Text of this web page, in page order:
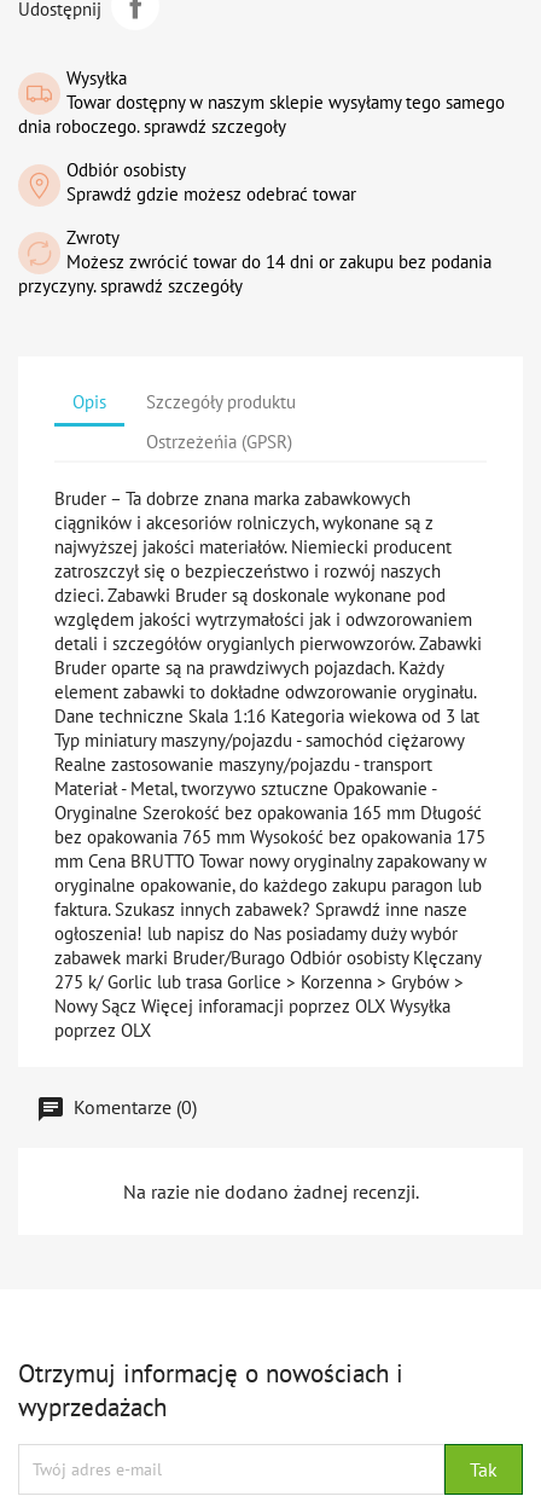
Udostępnij
Wysyłka
Towar dostępny w naszym sklepie wysyłamy tego samego
dnia roboczego. sprawdź szczegoły
Odbiór osobisty
Sprawdź gdzie możesz odebrać towar
Zwroty
Możesz zwrócić towar do 14 dni or zakupu bez podania
przyczyny. sprawdź szczegóły
Opis
Szczegóły produktu
Ostrzeżeńia (GPSR)
Bruder – Ta dobrze znana marka zabawkowych
ciągników i akcesoriów rolniczych, wykonane są z
najwyższej jakości materiałów. Niemiecki producent
zatroszczył się o bezpieczeństwo i rozwój naszych
dzieci. Zabawki Bruder są doskonale wykonane pod
względem jakości wytrzymałości jak i odwzorowaniem
detali i szczegółów orygianlych pierwowzorów. Zabawki
Bruder oparte są na prawdziwych pojazdach. Każdy
element zabawki to dokładne odwzorowanie oryginału.
Dane techniczne Skala 1:16 Kategoria wiekowa od 3 lat
Typ miniatury maszyny/pojazdu - samochód ciężarowy
Realne zastosowanie maszyny/pojazdu - transport
Materiał - Metal, tworzywo sztuczne Opakowanie -
Oryginalne Szerokość bez opakowania 165 mm Długość
bez opakowania 765 mm Wysokość bez opakowania 175
mm Cena BRUTTO Towar nowy oryginalny zapakowany w
oryginalne opakowanie, do każdego zakupu paragon lub
faktura. Szukasz innych zabawek? Sprawdź inne nasze
ogłoszenia! lub napisz do Nas posiadamy duży wybór
zabawek marki Bruder/Burago Odbiór osobisty Klęczany
275 k/ Gorlic lub trasa Gorlice > Korzenna > Grybów >
Nowy Sącz Więcej inforamacji poprzez OLX Wysyłka
poprzez OLX
Komentarze (0)
Na razie nie dodano żadnej recenzji.
Otrzymuj informację o nowościach i
wyprzedażach